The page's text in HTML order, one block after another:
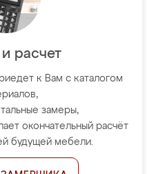
расчет
к Вам с каталогом
замеры,
окончательный расчёт
будущей мебели.